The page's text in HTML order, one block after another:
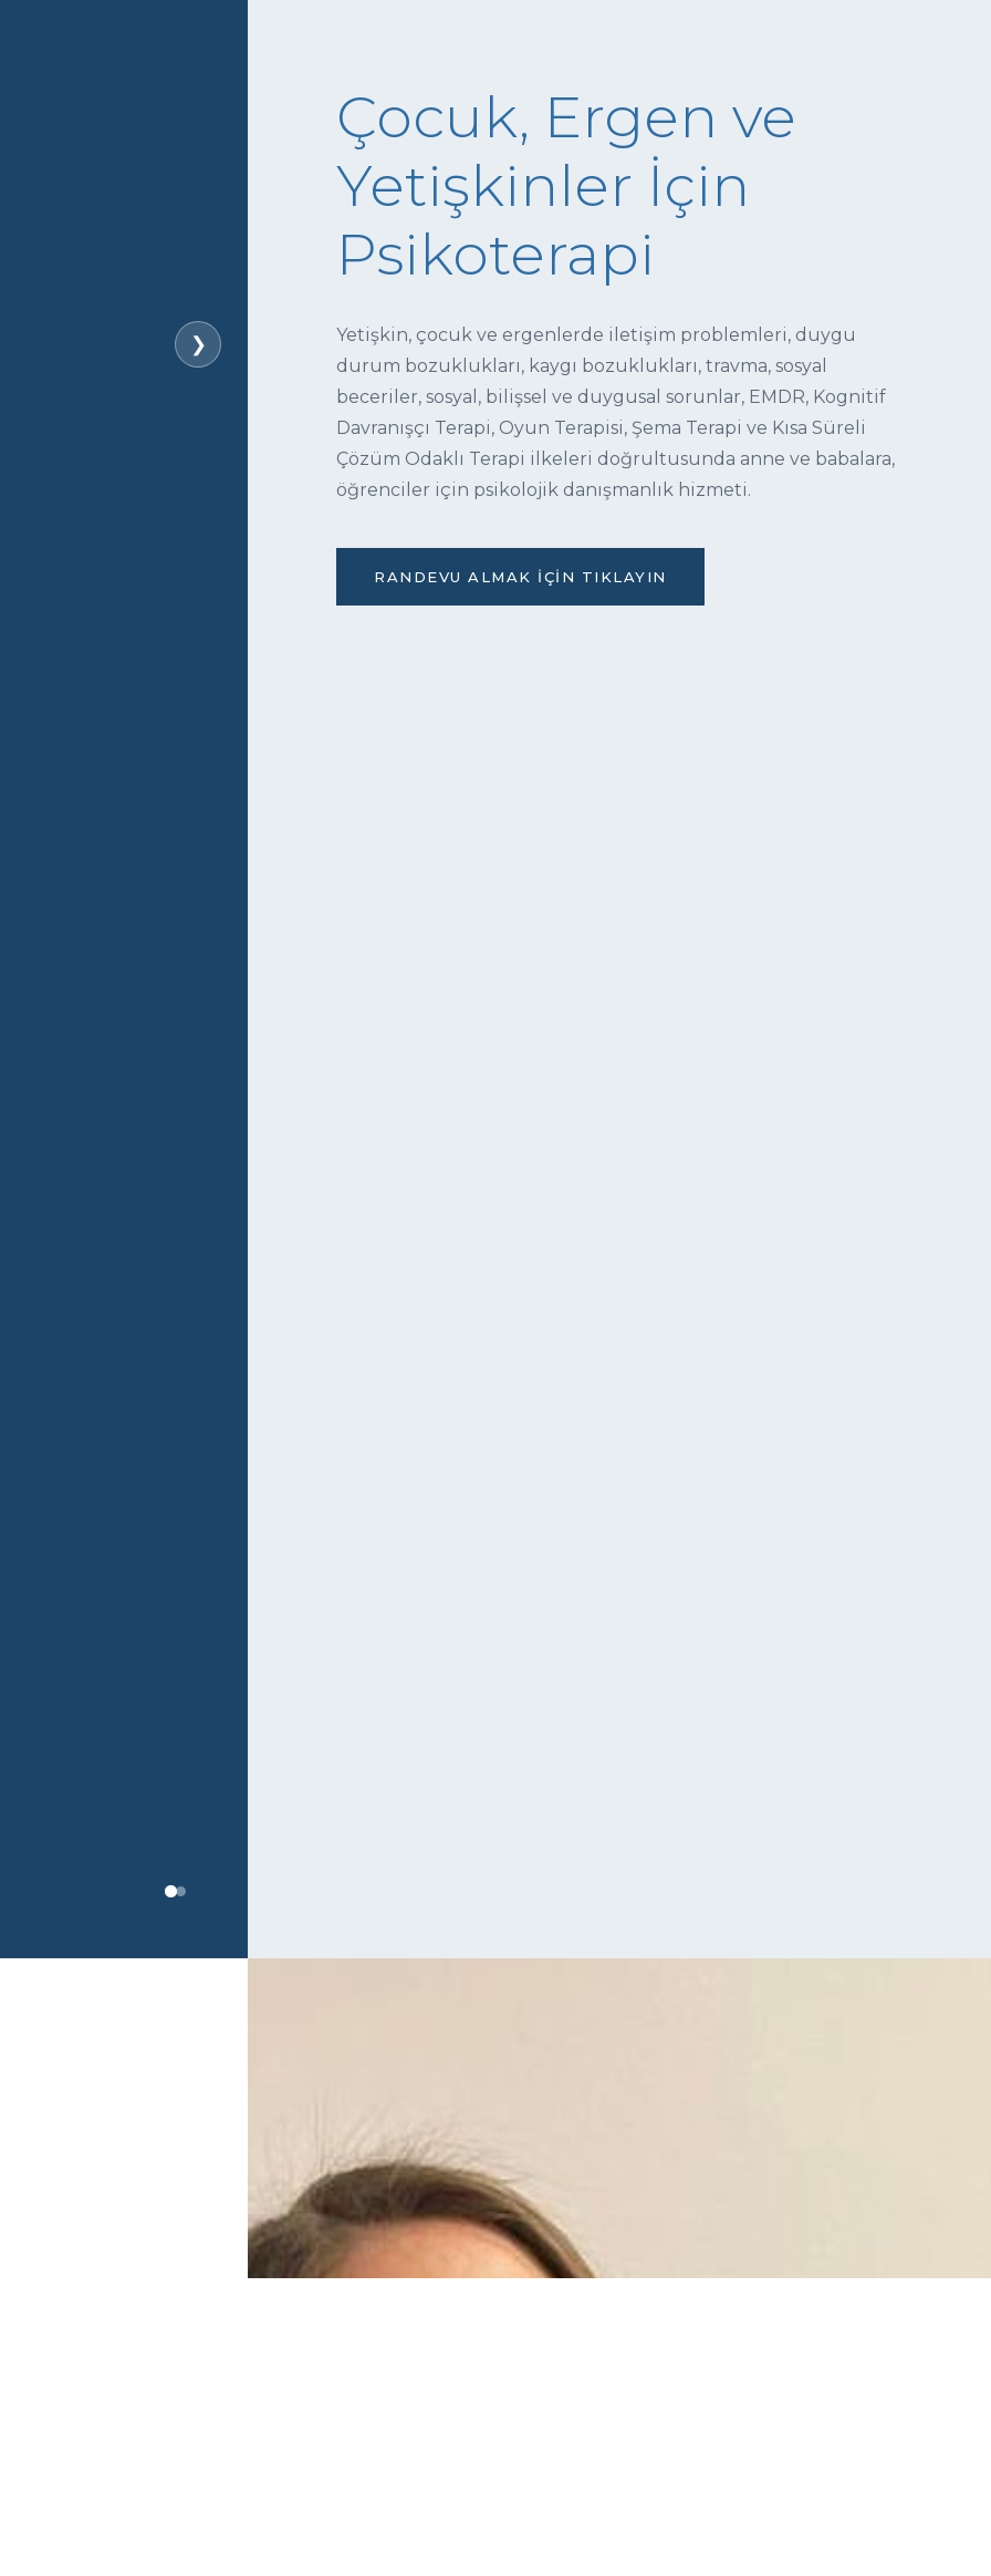
❯
Çocuk, Ergen ve
Yetişkinler İçin
Psikoterapi
Yetişkin, çocuk ve ergenlerde iletişim problemleri, duygu
durum bozuklukları, kaygı bozuklukları, travma, sosyal
beceriler, sosyal, bilişsel ve duygusal sorunlar, EMDR, Kognitif
Davranışçı Terapi, Oyun Terapisi, Şema Terapi ve Kısa Süreli
Çözüm Odaklı Terapi ilkeleri doğrultusunda anne ve babalara,
öğrenciler için psikolojik danışmanlık hizmeti.
RANDEVU ALMAK İÇIN TIKLAYIN